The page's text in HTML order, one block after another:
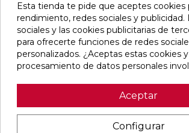
Esta tienda te pide que aceptes cookies
rendimiento, redes sociales y publicidad.
sociales y las cookies publicitarias de
para ofrecerte funciones de redes
personalizados. ¿Aceptas estas cookies
procesamiento de datos personales
Aceptar
Configurar